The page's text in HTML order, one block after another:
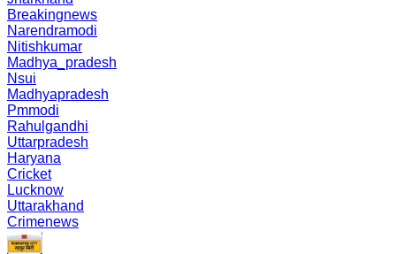
Breakingnews
Narendramodi
Nitishkumar
Madhya_pradesh
Nsui
Madhyapradesh
Pmmodi
Rahulgandhi
Uttarpradesh
Haryana
Cricket
Lucknow
Uttarakhand
Crimenews